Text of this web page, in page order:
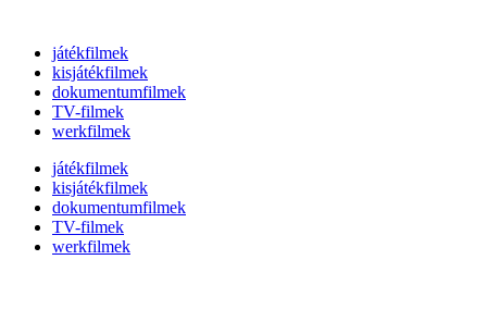
játékfilmek
kisjátékfilmek
dokumentumfilmek
TV-filmek
werkfilmek
játékfilmek
kisjátékfilmek
dokumentumfilmek
TV-filmek
werkfilmek